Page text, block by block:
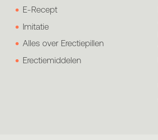
E-Recept
Imitatie
Alles over Erectiepillen
Erectiemiddelen